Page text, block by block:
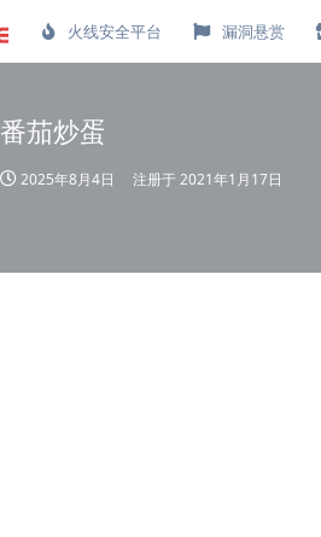
火线安全平台 漏洞悬赏
番茄炒蛋
2025年8月4日 注册于2021年1月17日